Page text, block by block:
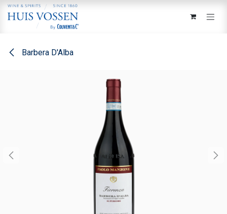
Overslaan naar inhoud
Barbera D'Alba